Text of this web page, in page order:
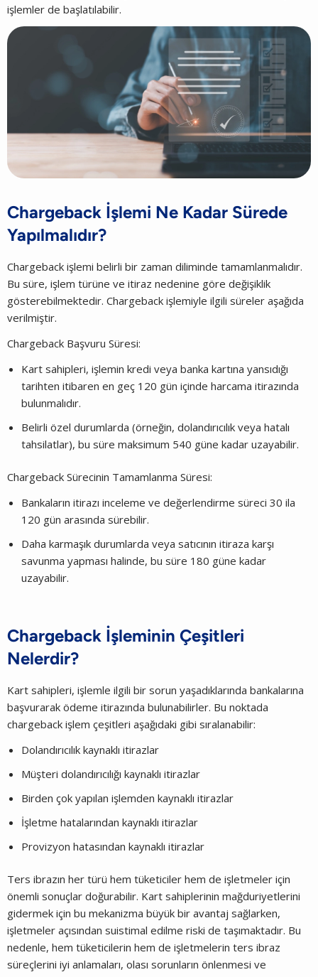
işlemler de başlatılabilir.
Chargeback İşlemi Ne Kadar Sürede
Yapılmalıdır?
Chargeback işlemi belirli bir zaman diliminde tamamlanmalıdır.
Bu süre, işlem türüne ve itiraz nedenine göre değişiklik
gösterebilmektedir. Chargeback işlemiyle ilgili süreler aşağıda
verilmiştir.
Chargeback Başvuru Süresi:
Kart sahipleri, işlemin kredi veya banka kartına yansıdığı
tarihten itibaren en geç 120 gün içinde harcama itirazında
bulunmalıdır.
Belirli özel durumlarda (örneğin, dolandırıcılık veya hatalı
tahsilatlar), bu süre maksimum 540 güne kadar uzayabilir.
Chargeback Sürecinin Tamamlanma Süresi:
Bankaların itirazı inceleme ve değerlendirme süreci 30 ila
120 gün arasında sürebilir.
Daha karmaşık durumlarda veya satıcının itiraza karşı
savunma yapması halinde, bu süre 180 güne kadar
uzayabilir.
Chargeback İşleminin Çeşitleri
Nelerdir?
Kart sahipleri, işlemle ilgili bir sorun yaşadıklarında bankalarına
başvurarak ödeme itirazında bulunabilirler. Bu noktada
chargeback işlem çeşitleri aşağıdaki gibi sıralanabilir:
Dolandırıcılık kaynaklı itirazlar
Müşteri dolandırıcılığı kaynaklı itirazlar
Birden çok yapılan işlemden kaynaklı itirazlar
İşletme hatalarından kaynaklı itirazlar
Provizyon hatasından kaynaklı itirazlar
Ters ibrazın her türü hem tüketiciler hem de işletmeler için
önemli sonuçlar doğurabilir. Kart sahiplerinin mağduriyetlerini
gidermek için bu mekanizma büyük bir avantaj sağlarken,
işletmeler açısından suistimal edilme riski de taşımaktadır. Bu
nedenle, hem tüketicilerin hem de işletmelerin ters ibraz
süreçlerini iyi anlamaları, olası sorunların önlenmesi ve